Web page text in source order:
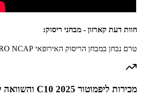
חוות דעת קארזון - מבחני ריסוק:
טרם נבחן במבחן הריסוק האירופאי EURO NCAP
מכירות ליפמוטור C10 2025 והשוואה למתחרים